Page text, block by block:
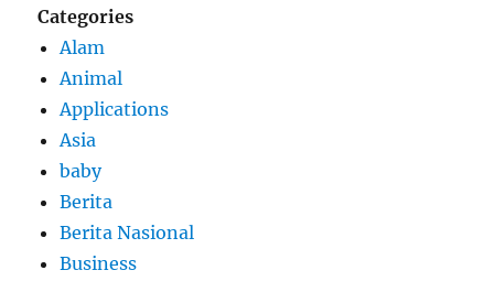
Categories
Alam
Animal
Applications
Asia
baby
Berita
Berita Nasional
Business